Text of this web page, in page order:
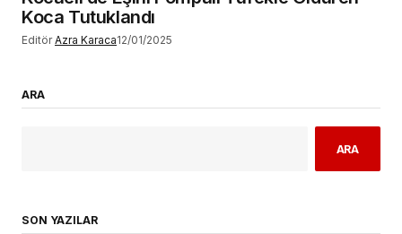
Koca Tutuklandı
Editör Azra Karaca12/01/2025
ARA
ARA
SON YAZILAR